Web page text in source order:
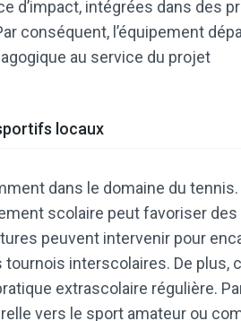
d’impact, intégrées dans des
conséquent, l’équipement
au service du projet
locaux
dans le domaine du tennis.
scolaire peut favoriser des
peuvent intervenir pour
interscolaires. De plus,
extrascolaire régulière.
vers le sport amateur ou